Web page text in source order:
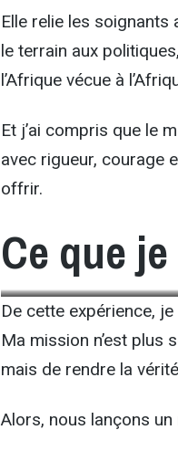
Elle relie les soignants
le terrain aux politiques,
l’Afrique vécue à
Et j’ai compris que le
avec rigueur, courage
offrir.
Ce que
De cette expérience,
Ma mission n’est plus
mais de rendre la
Alors, nous lançons un